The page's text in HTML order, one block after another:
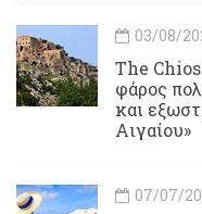
03/08/
Τhe
φάρος
και
Αιγαίου»
07/07/